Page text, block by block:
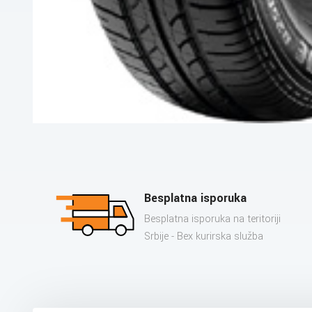
Besplatna isporuka
Besplatna isporuka na teritoriji
Srbije - Bex kurirska služba